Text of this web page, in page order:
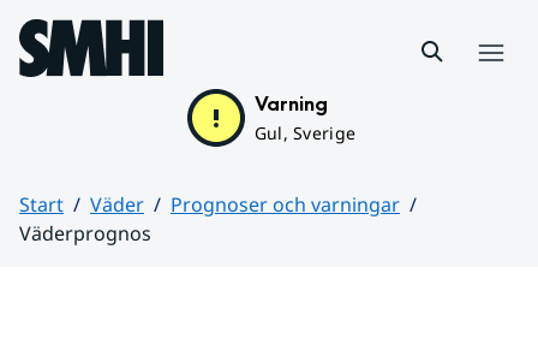
Hoppa till sidans innehåll
Varning
Gul, Sverige
Start Väder
Prognoser och varningar
Väderprognos